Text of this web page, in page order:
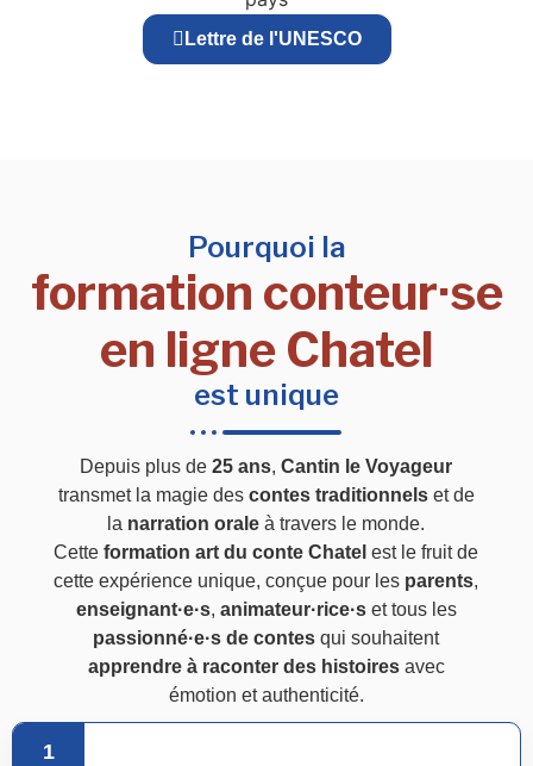
Lettre de l'UNESCO
Pourquoi la
formation conteur·se
en ligne Chatel
est unique
Depuis plus de25 ans,Cantin le Voyageur
transmet la magie des contes traditionnelset de
la narration orale à travers le monde.
Cetteformation art du conte Chatel est le fruit de
cette expérience unique, conçue pour les parents,
enseignant·e·s, animateur·rice·set tous les
passionné·e·s de contes qui souhaitent
apprendre à raconter des histoiresavec
émotion et authenticité.
1